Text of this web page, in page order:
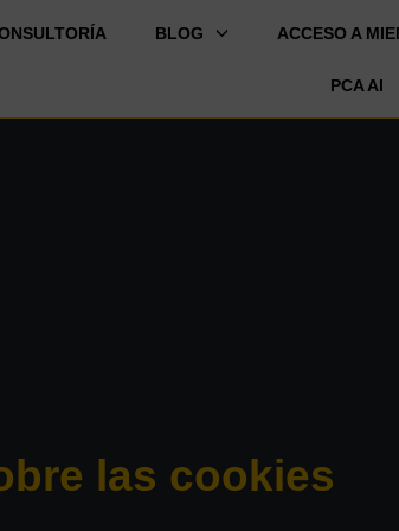
BLOG ACCESO A
PCA AI
las cookies